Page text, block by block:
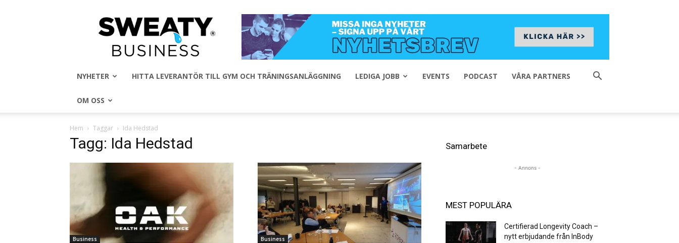
Sweaty
Business
NYHETER HITTA LEVERANTÖR TILL GYM OCH TRÄNINGSANLÄGGNING LEDIGA JOBB EVENTS PODCAST VÅRA PARTNERS
OM OSS
Hem Taggar Ida Hedstad
Tagg: Ida Hedstad
Business Business
Samarbete
- Annons -
MEST POPULÄRA
Certifierad Longevity Coach –
nytt erbjudande från InBody